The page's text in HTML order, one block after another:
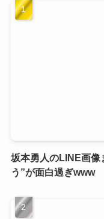
坂本勇人のLINE画像
う”が面白過ぎwww